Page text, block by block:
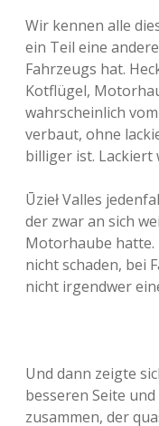
Wir kennen alle
ein Teil eine
Fahrzeugs hat.
Kotflügel,
wahrscheinlich
verbaut, ohne
billiger ist. Lackiert
Ūzieł Valles
der zwar an sich
Motorhaube hatte.
nicht schaden, bei
nicht irgendwer
Und dann zeigte
besseren Seite
zusammen, der